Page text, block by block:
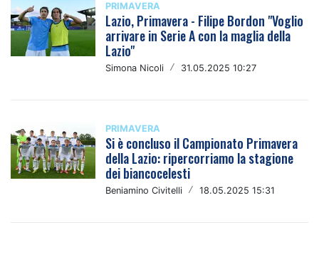
PRIMAVERA
Lazio, Primavera - Filipe Bordon "Voglio
arrivare in Serie A con la maglia della
Lazio"
Simona Nicoli / 31.05.2025 10:27
PRIMAVERA
Si è concluso il Campionato Primavera
della Lazio: ripercorriamo la stagione
dei biancocelesti
Beniamino Civitelli / 18.05.2025 15:31